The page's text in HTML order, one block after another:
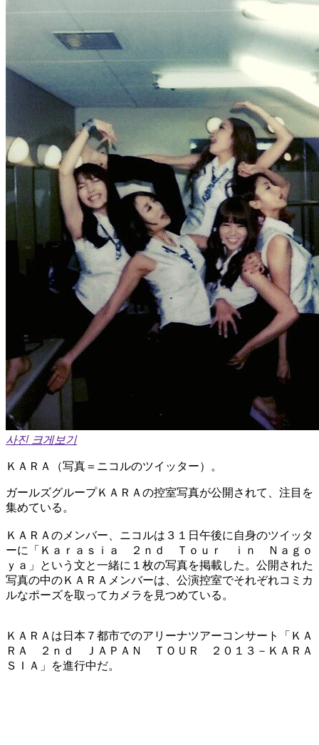
사진 크게보기
ＫＡＲＡ（写真＝ニコルのツイッター）。
ガールズグループＫＡＲＡの控室写真が公開されて、注目を
集めている。
ＫＡＲＡのメンバー、ニコルは３１日午後に自身のツイッタ
ーに「Ｋａｒａｓｉａ ２ｎｄ Ｔｏｕｒ ｉｎ Ｎａｇｏ
ｙａ」という文と一緒に１枚の写真を掲載した。公開された
写真の中のＫＡＲＡメンバーは、公演控室でそれぞれコミカ
ルなポーズを取ってカメラを見つめている。
ＫＡＲＡは日本７都市でのアリーナツアーコンサート「ＫＡ
ＲＡ ２ｎｄ ＪＡＰＡＮ ＴＯＵＲ ２０１３－ＫＡＲＡ
ＳＩＡ」を進行中だ。